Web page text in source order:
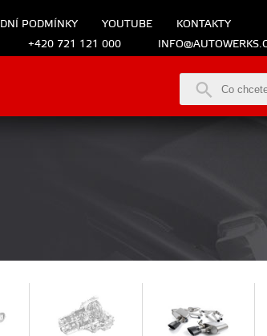
PODMÍNKY YOUTUBE
KONTAKTY
+420 721 121 000